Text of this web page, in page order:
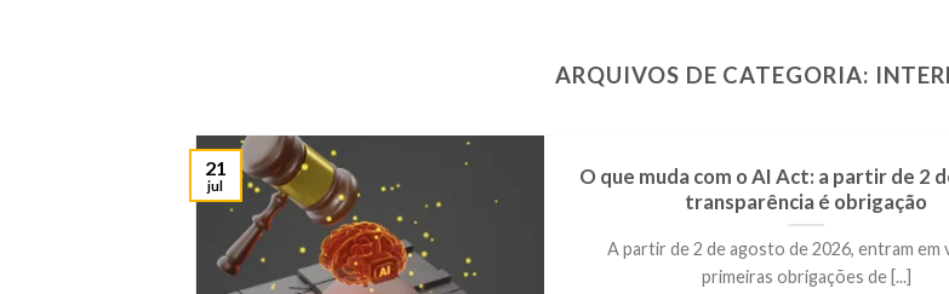
ARQUIVOS DE CATEGORIA:
O que muda com o AI Act: a partir de 2
transparência é obrigação
A partir de 2 de agosto de 2026, entram em
primeiras obrigações de [...]
21
jul